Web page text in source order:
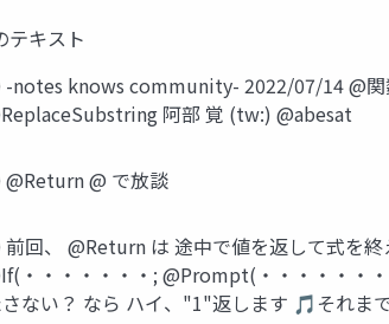
テキスト
-notes knows community- 2022/07/14 @
阿部 覚 (tw:) @abesat
@Return @ で放談
前回、 @Return は 途中で値を返して式を
・・・・・・・; @Prompt(・・・・・・
ない？ なら ハイ、"1"返します 🎵それま